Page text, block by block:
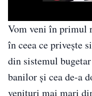
Vom veni în primul
în ceea ce priveşte
din sistemul
banilor şi cea de-a
venituri mai mari